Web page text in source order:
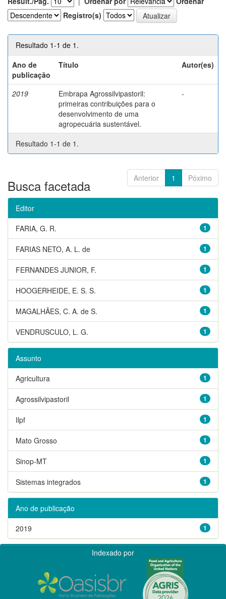
Registro(s)
Resultado 1-1 de 1.
Ano de
publicação
Título Autor(es)
2019
Embrapa Agrossilvipastoril:
primeiras contribuições para o
desenvolvimento de uma
agropecuária sustentável.
-
Resultado 1-1 de 1.
Anterior 1 Póximo
Busca facetada
Editor
1
FARIA, G. R.
1
FARIAS NETO, A. L. de
1
FERNANDES JUNIOR, F.
1
HOOGERHEIDE, E. S. S.
1
MAGALHÃES, C. A. de S.
1
VENDRUSCULO, L. G.
Assunto
1
Agricultura
1
Agrossilvipastoril
1
Ilpf
1
Mato Grosso
1
Sinop-MT
1
Sistemas integrados
Ano de publicação
1
2019
Indexado por